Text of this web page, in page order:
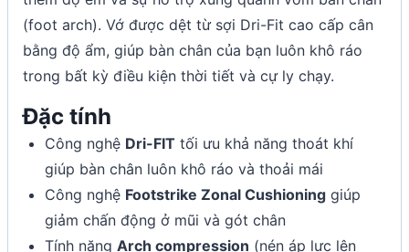
(foot arch). Vớ được dệt từ sợi Dri-Fit cao cấp cân
bằng độ ẩm, giúp bàn chân của bạn luôn khô ráo
trong bất kỳ điều kiện thời tiết và cự ly chạy.
Đặc tính
Công nghệ Dri-FIT tối ưu khả năng thoát khí
giúp bàn chân luôn khô ráo và thoải mái
Công nghệ Footstrike Zonal Cushioning giúp
giảm chấn động ở mũi và gót chân
Tính năng Arch compression (nén áp lực lên